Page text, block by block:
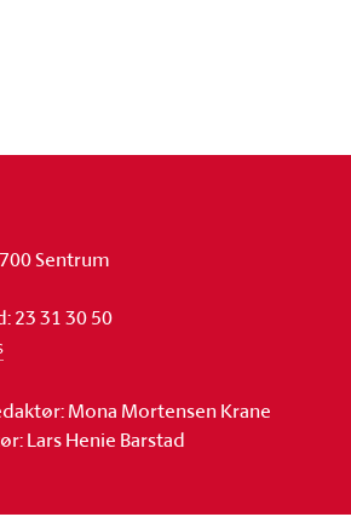
Sentrum
23 31 30 50
Mona Mortensen Krane
Lars Henie Barstad